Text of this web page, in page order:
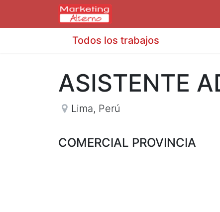
Todos los trabajos
ASISTENTE
Lima, Perú
COMERCIAL PROVINCIA